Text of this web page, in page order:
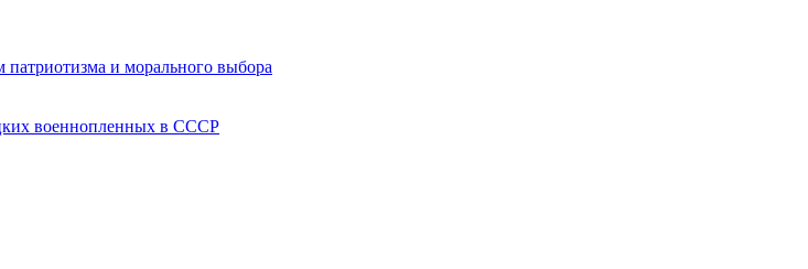
и морального выбора
военнопленных в СССР